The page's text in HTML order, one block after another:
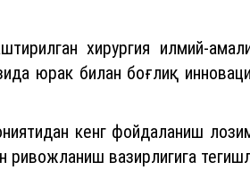
хирургия илмий-
юрак билан боғлиқ
кенг фойдаланиш
ривожланиш вазирлигига
раҳбарлари келгуси